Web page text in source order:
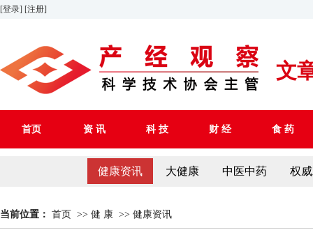
[登录] [注册]
文
首页 资 讯 科 技 财 经 食 药
健康资讯 大健康 中医中药 权
当前位置： 首页 >> 健 康 >> 健康资讯